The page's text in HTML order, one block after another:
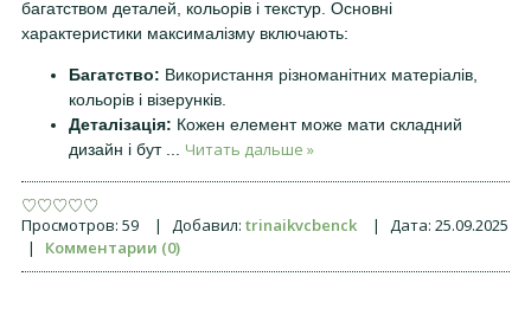
багатством деталей, кольорів і текстур. Основні
характеристики максималізму включають:
Багатство: Використання різноманітних матеріалів,
кольорів і візерунків.
Деталізація: Кожен елемент може мати складний
дизайн і бут
Читать дальше »
Просмотров: 59 | Добавил: trinaikvcbenck | Дата: 25.09.2025
|
Комментарии (0)